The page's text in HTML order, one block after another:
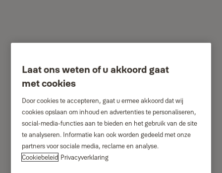
Laat ons weten of u akkoord gaat
met cookies
Door cookies te accepteren, gaat u ermee akkoord dat wij
cookies opslaan om inhoud en advertenties te personaliseren,
social-media-functies aan te bieden en het gebruik van de site
te analyseren. Informatie kan ook worden gedeeld met onze
partners voor sociale media, reclame en analyse.
Cookiebeleid Privacyverklaring